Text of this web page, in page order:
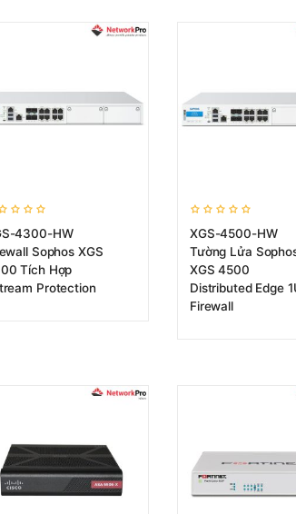
4300-HW
Sophos XGS
Tích Hợp
Protection
XGS-4500-HW
Tường Lửa
XGS 4500
Distributed Edge
Firewall